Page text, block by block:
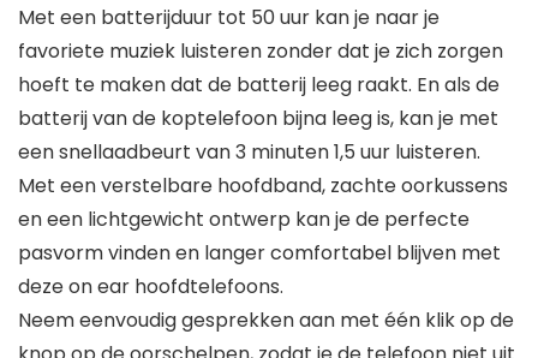
Met een batterijduur tot 50 uur kan je naar je
favoriete muziek luisteren zonder dat je zich zorgen
hoeft te maken dat de batterij leeg raakt. En als de
batterij van de koptelefoon bijna leeg is, kan je met
een snellaadbeurt van 3 minuten 1,5 uur luisteren.
Met een verstelbare hoofdband, zachte oorkussens
en een lichtgewicht ontwerp kan je de perfecte
pasvorm vinden en langer comfortabel blijven met
deze on ear hoofdtelefoons.
Neem eenvoudig gesprekken aan met één klik op de